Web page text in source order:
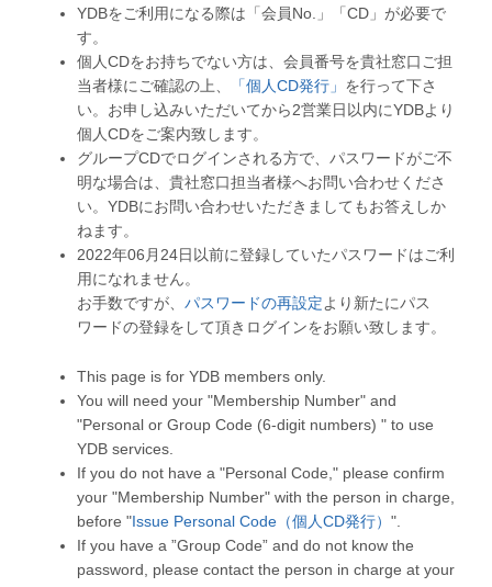
YDBをご利用になる際は「会員No.」「CD」が必要で
す。
個人CDをお持ちでない方は、会員番号を貴社窓口ご担
当者様にご確認の上、
「個人CD発行」 を行って下さ
い。お申し込みいただいてから2営業日以内にYDBより
個人CDをご案内致します。
グループCDでログインされる方で、パスワードがご不
明な場合は、貴社窓口担当者様へお問い合わせくださ
い。YDBにお問い合わせいただきましてもお答えしか
ねます。
2022年06月24日以前に登録していたパスワードはご利
用になれません。
お手数ですが、 パスワードの再設定より新たにパス
ワードの登録をして頂きログインをお願い致します。
This page is for YDB members only.
You will need your "Membership Number" and
"Personal or Group Code (6-digit numbers) " to use
YDB services.
If you do not have a "Personal Code," please confirm
your "Membership Number" with the person in charge,
before "Issue Personal Code（個人CD発行） ".
If you have a ”Group Code” and do not know the
password, please contact the person in charge at your